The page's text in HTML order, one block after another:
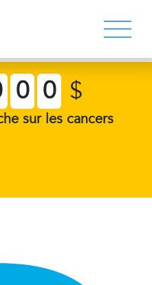
0 0 $
sur les cancers